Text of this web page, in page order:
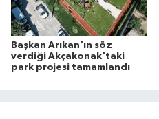
Başkan Arıkan'ın söz
verdiği Akçakonak'taki
park projesi tamamlandı